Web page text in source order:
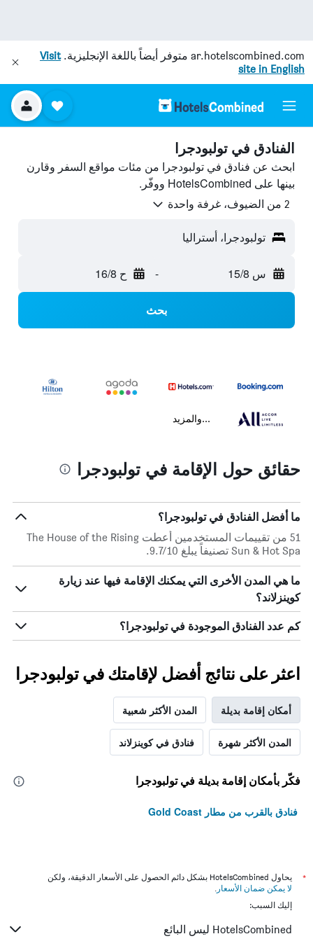
ar.hotelscombined.com متوفر أيضاً باللغة الإنجليزية.Visit
site in English
الفنادق في تولبودجرا
ابحث عن فنادق في تولبودجرا من مئات مواقع السفر وقارن
بينها على HotelsCombined ووفّر.
2 من الضيوف، غرفة واحدة
تولبودجرا، أستراليا
س 15/8 - ح 16/8
بحث
...والمزيد
حقائق حول الإقامة في تولبودجرا
ما أفضل الفنادق في تولبودجرا؟
51 من تقييمات المستخدمين أعطت The House of the Rising
Sun & Hot Spa تصنيفاً يبلغ 9.7/10.
ما هي المدن الأخرى التي يمكنك الإقامة فيها عند زيارة
كوينزلاند؟
كم عدد الفنادق الموجودة في تولبودجرا؟
اعثر على نتائج أفضل لإقامتك في تولبودجرا
أمكان إقامة بديلة المدن الأكثر شعبية
المدن الأكثر شهرة فنادق في كوينزلاند
فكّر بأمكان إقامة بديلة في تولبودجرا
فنادق بالقرب من مطار Gold Coast
*
يحاول HotelsCombined بشكل دائم الحصول على الأسعار الدقيقة، ولكن
لا يمكن ضمان الأسعار .
إليك السبب:
HotelsCombined ليس البائع